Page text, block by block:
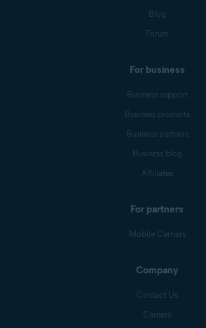
Blog
Forum
For business
Business support
Business products
Business partners
Business blog
Affiliates
For partners
Mobile Carriers
Company
Contact Us
Careers